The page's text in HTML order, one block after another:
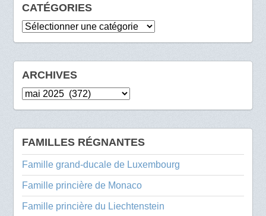
CATÉGORIES
Catégories
ARCHIVES
Archives
FAMILLES RÉGNANTES
Famille grand-ducale de Luxembourg
Famille princière de Monaco
Famille princière du Liechtenstein